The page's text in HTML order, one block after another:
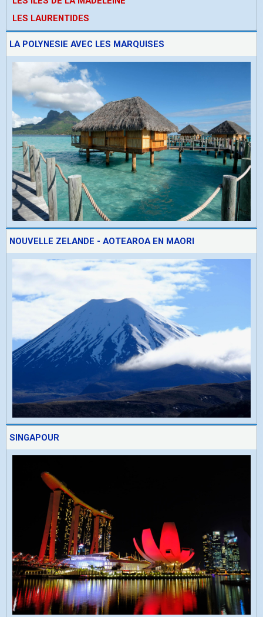
LES LAURENTIDES
LA POLYNESIE AVEC LES MARQUISES
NOUVELLE ZELANDE - AOTEAROA EN MAORI
SINGAPOUR